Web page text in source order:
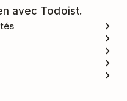
avec Todoist.